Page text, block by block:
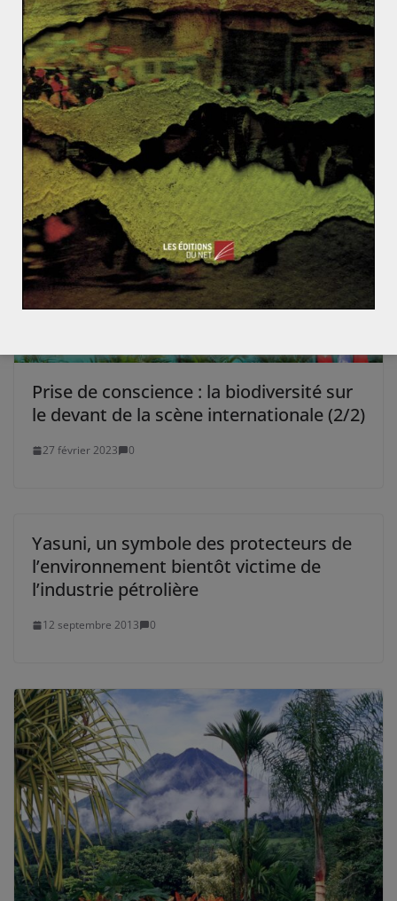
Qu’est ce que l’effet Pigou ?
La triple frontière, un exemple de zone grise de la m
ondialisation
Prise de conscience : la biodiversité sur
le devant de la scène internationale (2/2)
27 février 2023 0
Yasuni, un symbole des protecteurs de
l’environnement bientôt victime de
l’industrie pétrolière
12 septembre 2013 0